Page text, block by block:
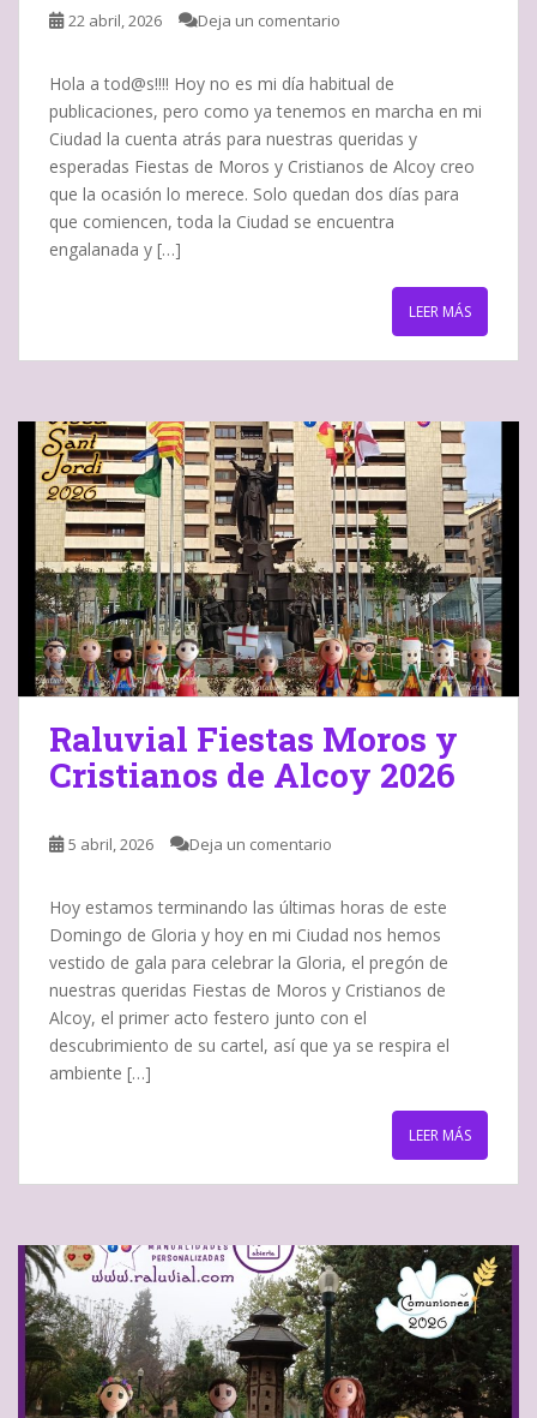
22 abril, 2026 Deja un comentario
Hola a tod@s!!!! Hoy no es mi día habitual de
publicaciones, pero como ya tenemos en marcha en mi
Ciudad la cuenta atrás para nuestras queridas y
esperadas Fiestas de Moros y Cristianos de Alcoy creo
que la ocasión lo merece. Solo quedan dos días para
que comiencen, toda la Ciudad se encuentra
engalanada y […]
LEER MÁS
Raluvial Fiestas Moros y
Cristianos de Alcoy 2026
5 abril, 2026 Deja un comentario
Hoy estamos terminando las últimas horas de este
Domingo de Gloria y hoy en mi Ciudad nos hemos
vestido de gala para celebrar la Gloria, el pregón de
nuestras queridas Fiestas de Moros y Cristianos de
Alcoy, el primer acto festero junto con el
descubrimiento de su cartel, así que ya se respira el
ambiente […]
LEER MÁS